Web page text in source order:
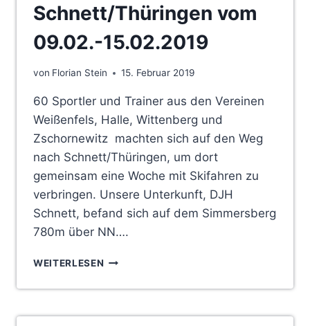
Schnett/Thüringen vom
09.02.-15.02.2019
von Florian Stein 15. Februar 2019
60 Sportler und Trainer aus den Vereinen
Weißenfels, Halle, Wittenberg und
Zschornewitz machten sich auf den Weg
nach Schnett/Thüringen, um dort
gemeinsam eine Woche mit Skifahren zu
verbringen. Unsere Unterkunft, DJH
Schnett, befand sich auf dem Simmersberg
780m über NN….
WEITERLESEN SKILAGER
RUDERJUNGEND
ANHALT